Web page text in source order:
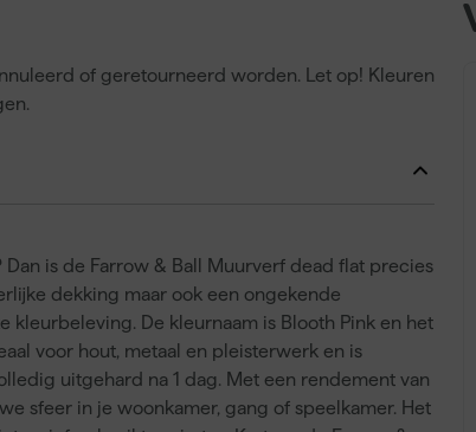
of geretourneerd worden. Let op! Kleuren
is de Farrow & Ball Muurverf dead flat precies
dekking maar ook een ongekende
kleurbeleving. De kleurnaam is Blooth Pink en het
voor hout, metaal en pleisterwerk en is
uitgehard na 1 dag. Met een rendement van
sfeer in je woonkamer, gang of speelkamer. Het